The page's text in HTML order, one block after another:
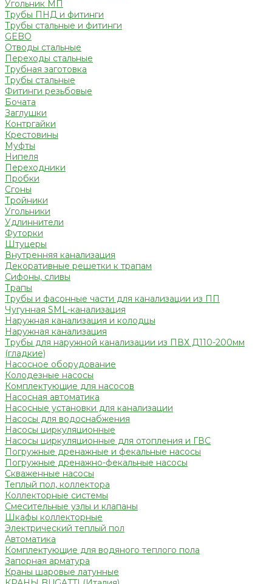
Угольник МП
Трубы ПНД и фитинги
Трубы стальные и фитинги
GEBO
Отводы стальные
Переходы стальные
Трубная заготовка
Трубы стальные
Фитинги резьбовые
Бочата
Заглушки
Контргайки
Крестовины
Муфты
Нипеля
Переходники
Пробки
Сгоны
Тройники
Угольники
Удлиннители
Футорки
Штуцеры
Внутренняя канализация
Декоративные решетки к трапам
Сифоны, сливы
Трапы
Трубы и фасонные части для канализации из ПП
Чугунная SML-канализация
Наружная канализация и колодцы
Наружная канализация
Трубы для наружной канализации из ПВХ Д110-200мм
(гладкие)
Насосное оборудование
Колодезные насосы
Комплектующие для насосов
Насосная автоматика
Насосные установки для канализации
Насосы для водоснабжения
Насосы циркуляционные
Насосы циркуляционные для отопления и ГВС
Погружные дренажные и фекальные насосы
Погружные дренажно-фекальные насосы
Скваженные насосы
Теплый пол, коллектора
Коллекторные системы
Смесительные узлы и клапаны
Шкафы коллекторные
Электрический теплый пол
Автоматика
Комплектующие для водяного теплого пола
Запорная арматура
Краны шаровые латунные